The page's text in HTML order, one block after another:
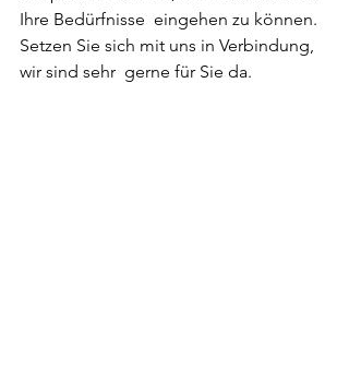
Ihre Bedürfnisse  eingehen zu können.
Setzen Sie sich mit uns in Verbindung,
wir sind sehr  gerne für Sie da.